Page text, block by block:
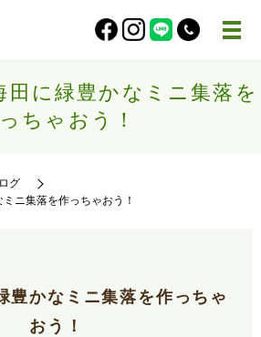
田に緑豊かなミニ集落を
ちゃおう！
グ
ニ集落を作っちゃおう！
豊かなミニ集落を作っちゃ
おう！